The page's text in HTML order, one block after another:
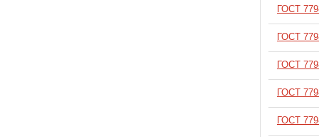
ГОСТ
ГОСТ
ГОСТ
ГОСТ
ГОСТ